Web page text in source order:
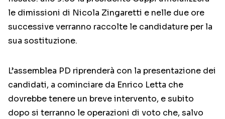
le dimissioni di Nicola Zingaretti e nelle due ore
successive verranno raccolte le candidature per la
sua sostituzione.
L’assemblea PD riprenderà con la presentazione dei
candidati, a cominciare da Enrico Letta che
dovrebbe tenere un breve intervento, e subito
dopo si terranno le operazioni di voto che, salvo